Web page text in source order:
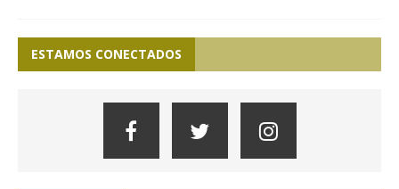
ESTAMOS CONECTADOS